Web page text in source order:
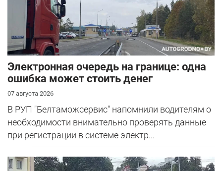
Электронная очередь на границе: одна
ошибка может стоить денег
07 августа 2026
В РУП "Белтаможсервис" напомнили водителям о
необходимости внимательно проверять данные
при регистрации в системе электр...